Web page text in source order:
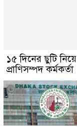
১৫ দিনের ছুটি
প্রাণিসম্পদ কর্মকর্তা